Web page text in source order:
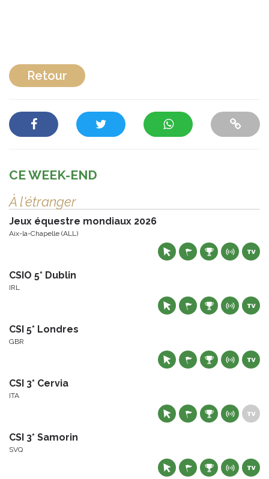
Retour
CE WEEK-END
À l'étranger
Jeux équestre mondiaux 2026
Aix-la-Chapelle (ALL)
CSIO 5* Dublin
IRL
CSI 5* Londres
GBR
CSI 3* Cervia
ITA
CSI 3* Samorin
SVQ